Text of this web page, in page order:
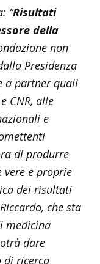
“Risultati
della
non
Presidenza
a partner quali
CNR, alle
e
di produrre
e proprie
dei risultati
che sta
medicina
dare
di ricerca